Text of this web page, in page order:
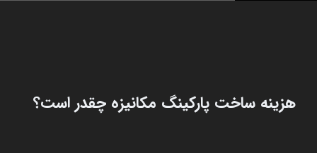
هزینه ساخت پارکینگ مکانیزه چقدر است؟